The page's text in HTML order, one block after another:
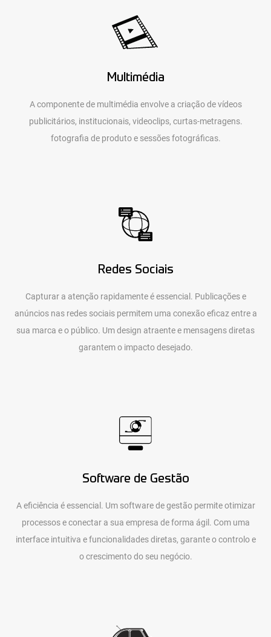
Multimédia
A componente de multimédia envolve a criação de vídeos
publicitários, institucionais, videoclips, curtas-metragens.
fotografia de produto e sessões fotográficas.
Redes Sociais
Capturar a atenção rapidamente é essencial. Publicações e
anúncios nas redes sociais permitem uma conexão eficaz entre a
sua marca e o público. Um design atraente e mensagens diretas
garantem o impacto desejado.
Software de Gestão
A eficiência é essencial. Um software de gestão permite otimizar
processos e conectar a sua empresa de forma ágil. Com uma
interface intuitiva e funcionalidades diretas, garante o controlo e
o crescimento do seu negócio.